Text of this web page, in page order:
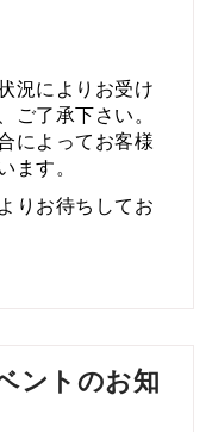
況によりお受け
ご了承下さい。
によってお客様
す。
りお待ちしてお
ントのお知